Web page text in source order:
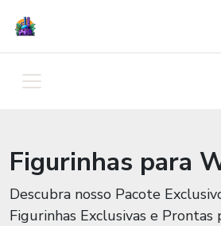
Figurinhas para
Descubra nosso Pacote
Figurinhas Exclusivas e Prontas